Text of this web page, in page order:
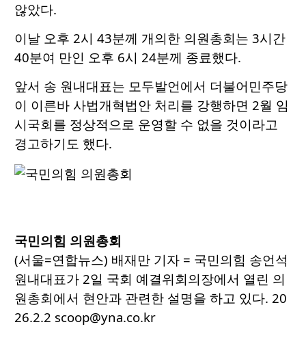
않았다.
이날 오후 2시 43분께 개의한 의원총회는 3시간
40분여 만인 오후 6시 24분께 종료했다.
앞서 송 원내대표는 모두발언에서 더불어민주당
이 이른바 사법개혁법안 처리를 강행하면 2월 임
시국회를 정상적으로 운영할 수 없을 것이라고
경고하기도 했다.
국민의힘 의원총회
(서울=연합뉴스) 배재만 기자 = 국민의힘 송언석
원내대표가 2일 국회 예결위회의장에서 열린 의
원총회에서 현안과 관련한 설명을 하고 있다. 20
26.2.2 scoop@yna.co.kr